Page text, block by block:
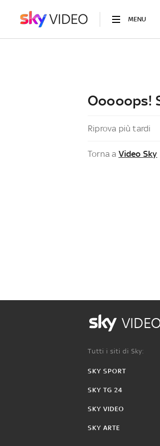
MENU
Ooooops!
Riprova più tardi
Torna a Video Sky
Tutti i siti di Sky:
SKY SPORT
SKY TG 24
SKY VIDEO
SKY ARTE